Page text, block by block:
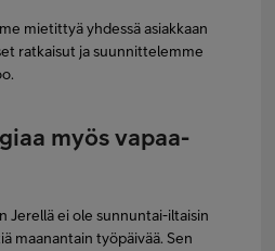
mietittyä yhdessä asiakkaan
ratkaisut ja suunnittelemme
myös vapaa-
Jerellä ei ole sunnuntai-iltaisin
maanantain työpäivää. Sen